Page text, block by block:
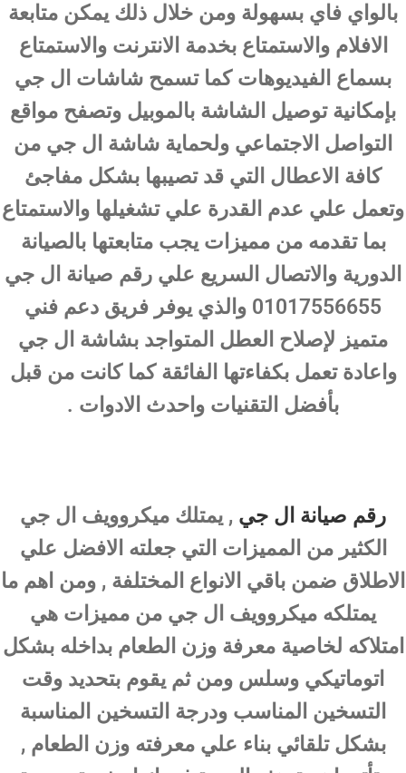
بالواي فاي بسهولة ومن خلال ذلك يمكن متابعة
الافلام والاستمتاع بخدمة الانترنت والاستمتاع
بسماع الفيديوهات كما تسمح شاشات ال جي
بإمكانية توصيل الشاشة بالموبيل وتصفح مواقع
التواصل الاجتماعي ولحماية شاشة ال جي من
كافة الاعطال التي قد تصيبها بشكل مفاجئ
وتعمل علي عدم القدرة علي تشغيلها والاستمتاع
بما تقدمه من مميزات يجب متابعتها بالصيانة
الدورية والاتصال السريع علي رقم صيانة ال جي
01017556655 والذي يوفر فريق دعم فني
متميز لإصلاح العطل المتواجد بشاشة ال جي
واعادة تعمل بكفاءتها الفائقة كما كانت من قبل
بأفضل التقنيات واحدث الادوات .
رقم صيانة ال جي , يمتلك ميكروويف ال جي
الكثير من المميزات التي جعلته الافضل علي
الاطلاق ضمن باقي الانواع المختلفة , ومن اهم ما
يمتلكه ميكروويف ال جي من مميزات هي
امتلاكه لخاصية معرفة وزن الطعام بداخله بشكل
اتوماتيكي وسلس ومن ثم يقوم بتحديد وقت
التسخين المناسب ودرجة التسخين المناسبة
بشكل تلقائي بناء علي معرفته وزن الطعام ,